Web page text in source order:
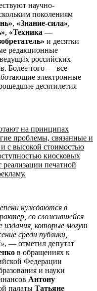
научно-
поколениям
, «Знание-сила»,
, «Техника —
и десятки
редакционные
российских
Более того — все
электронные
десятилетия
на принципах
проблемы, связанные и
с высокой стоимостью
киосковых
реализации печатной
нуждаются в
со сложившейся
издания, которые могут
среди публики,
, — отметил депутат
в обращениях к
Федерации
и науки
Антону
палаты Татьяне